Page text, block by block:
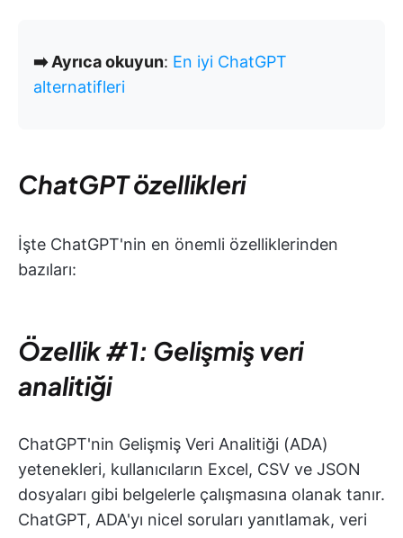
➡️ Ayrıca okuyun: En iyi ChatGPT
alternatifleri
ChatGPT özellikleri
İşte ChatGPT'nin en önemli özelliklerinden
bazıları:
Özellik #1: Gelişmiş veri
analitiği
ChatGPT'nin Gelişmiş Veri Analitiği (ADA)
yetenekleri, kullanıcıların Excel, CSV ve JSON
dosyaları gibi belgelerle çalışmasına olanak tanır.
ChatGPT, ADA'yı nicel soruları yanıtlamak, veri